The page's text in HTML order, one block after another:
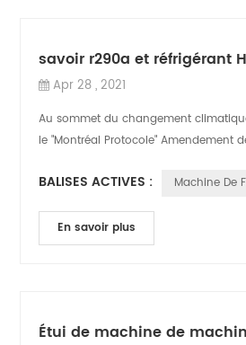
savoir r290a et réfrigérant
Apr 28 , 2021
Au sommet du changement
le "Montréal Protocole" Amendement
BALISES ACTIVES : Machine De
En savoir plus
Étui de machine de